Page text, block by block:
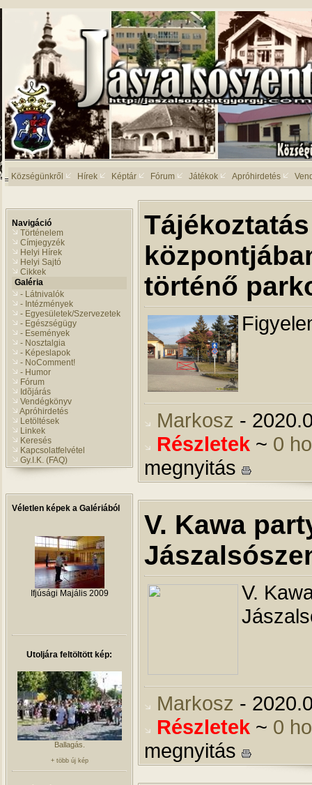
Községünkről Hírek Képtár Fórum Játékok Apróhirdetés
Navigáció
Történelem
Címjegyzék
Helyi Hírek
Helyi Sajtó
Cikkek
Galéria
- Látnivalók
- Intézmények
- Egyesületek/Szervezetek
- Egészségügy
- Események
- Nosztalgia
- Képeslapok
- NoComment!
- Humor
Fórum
Idõjárás
Vendégkönyv
Apróhirdetés
Letöltések
Linkek
Keresés
Kapcsolatfelvétel
Gy.I.K. (FAQ)
Véletlen képek a Galériából
Kereszt felszentelés
2020.11.01
Utoljára feltöltött kép:
Ballagás.
+ több új kép
történő
Markosz -
Részletek ~ 0
megnyitás
V. Kawa
V.
Markosz -
Részletek ~ 0
megnyitás